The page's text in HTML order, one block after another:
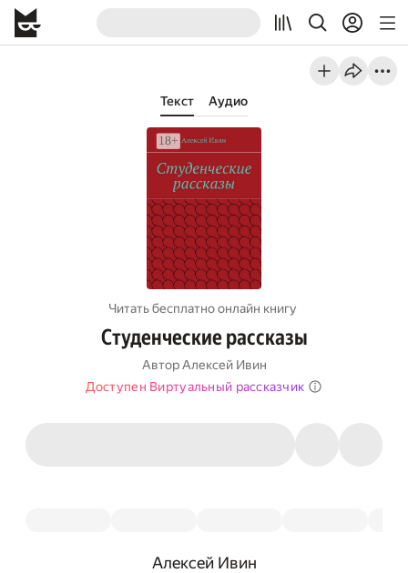
Текст Аудио
Читать бесплатно онлайн книгу
Студенческие рассказы
Автор Алексей Ивин
Доступен Виртуальный рассказчик
Алексей Ивин